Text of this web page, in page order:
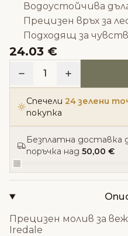
Водоустойчива
Прецизен връх за
Подходящ за
24.03 €
1
Спечели 24 зелени
покупка
Безплатна доставка
поръчка над 50,00 €
Прецизен молив за
Iredale